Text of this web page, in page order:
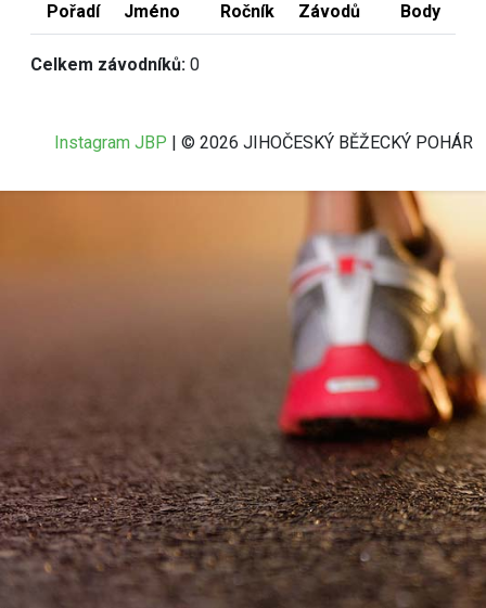
Pořadí Jméno Ročník Závodů Body
Celkem závodníků: 0
Instagram JBP | © 2026 JIHOČESKÝ BĚŽECKÝ POHÁR